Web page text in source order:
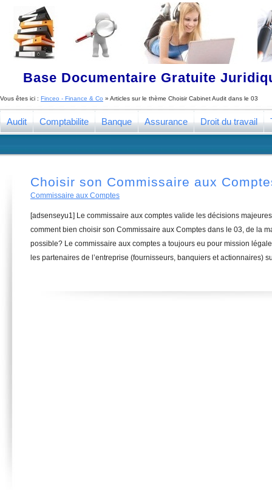
Base Documentaire Gratuite
Vous êtes ici : Finceo - Finance & Co » Articles sur le thème Choisir Cabinet Audit dans le 03
Audit Comptabilite Banque Assurance Droit du travail
Choisir son Commissaire aux
Commissaire aux Comptes
[adsenseyu1] Le commissaire aux comptes valide les décisions
comment bien choisir son Commissaire aux Comptes dans le 03, de la
possible? Le commissaire aux comptes a toujours eu pour mission
les partenaires de l’entreprise (fournisseurs, banquiers et actionnaires)